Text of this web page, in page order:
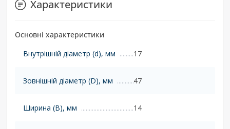
Характеристики
Основні характеристики
Внутрішній діаметр (d), мм
17
Зовнішній діаметр (D), мм 47
Ширина (B), мм 14